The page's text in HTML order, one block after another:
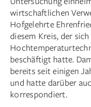
wirtschaftlichen
Hofgelehrte
diesem Kreis, der
beschäftigt hatte.
bereits seit einigen
und hatte darüber
korrespondiert.